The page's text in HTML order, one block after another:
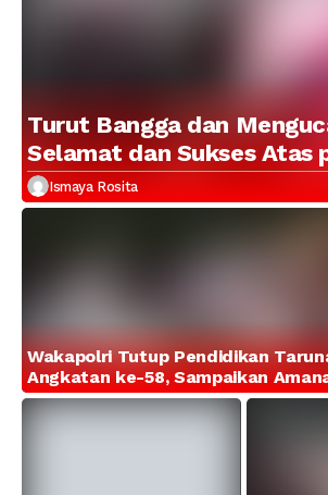
Turut Bangga dan
Selamat dan Sukses Atas
Putra Brigjen Pol Drs,
Sebagai Perwira Polri
Ismaya Rosita
Wakapolri Tutup Pendidikan
Angkatan ke-58, Sampaikan
kepada 282 Capaja